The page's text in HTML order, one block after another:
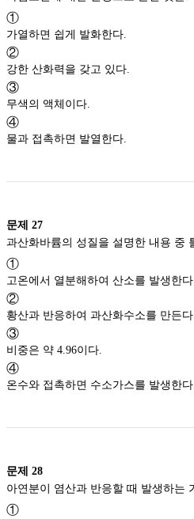
①
가열하면 쉽게 발화한다.
②
강한 산화력을 갖고 있다.
③
무색의 액체이다.
④
물과 접촉하면 발열한다.
문제 27
①
고온에서 열분해하여 산소를 발생한다.
②
황산과 반응하여 과산화수소를 만든다.
③
비중은 약 4.96이다.
④
온수와 접촉하면 수소가스를 발생한다.
문제 28
①